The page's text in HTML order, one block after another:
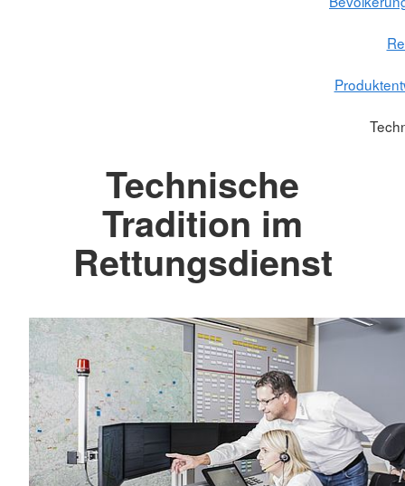
Technische
Tradition im
Rettungsdienst